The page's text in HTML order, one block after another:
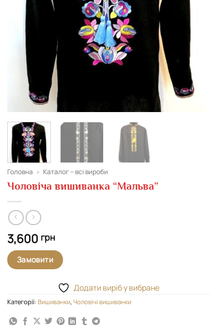
Головна » Каталог – всі вироби
Чоловіча вишиванка “Мальва”
3,600 грн
Замовити
Додати виріб у вибране
Категорії: Вишиванки, Чоловічі вишиванки